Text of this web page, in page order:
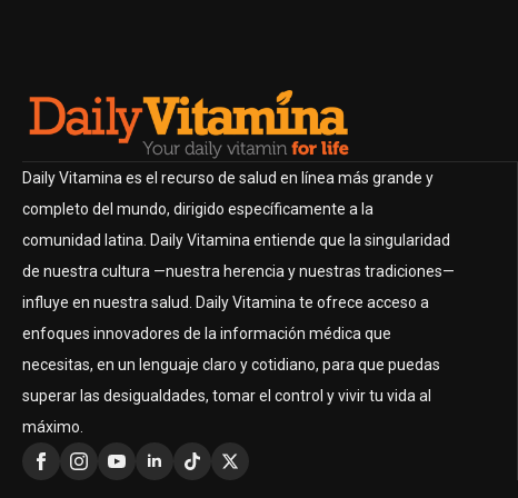
Daily Vitamina es el recurso de salud en línea más grande y
completo del mundo, dirigido específicamente a la
comunidad latina. Daily Vitamina entiende que la singularidad
de nuestra cultura —nuestra herencia y nuestras tradiciones—
influye en nuestra salud. Daily Vitamina te ofrece acceso a
enfoques innovadores de la información médica que
necesitas, en un lenguaje claro y cotidiano, para que puedas
superar las desigualdades, tomar el control y vivir tu vida al
máximo.